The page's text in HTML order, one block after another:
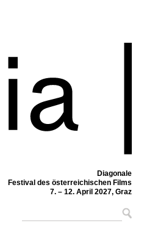
Diagonale
Festival des österreichischen Films
7. – 12. April 2027, Graz